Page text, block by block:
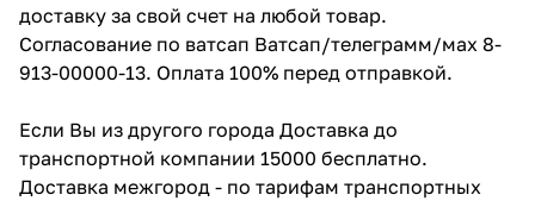
доставку за свой счет на любой товар.
Согласование по ватсап Ватсап/телеграмм/мах 8-
913-00000-13. Оплата 100% перед отправкой.
Если Вы из другого города Доставка до
транспортной компании 15000 бесплатно.
Доставка межгород - по тарифам транспортных